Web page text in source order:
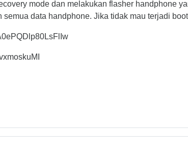
mode dan melakukan flasher handphone
data handphone. Jika tidak mau terjadi